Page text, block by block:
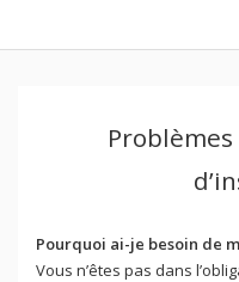
Pourquoi ai-je besoin de
Vous n’êtes pas dans